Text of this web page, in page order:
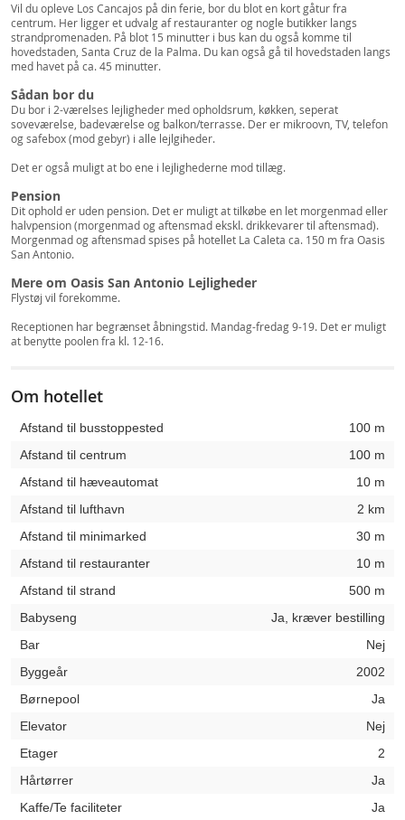
Vil du opleve Los Cancajos på din ferie, bor du blot en kort gåtur fra
centrum. Her ligger et udvalg af restauranter og nogle butikker langs
strandpromenaden. På blot 15 minutter i bus kan du også komme til
hovedstaden, Santa Cruz de la Palma. Du kan også gå til hovedstaden langs
med havet på ca. 45 minutter.
Sådan bor du
Du bor i 2-værelses lejligheder med opholdsrum, køkken, seperat
soveværelse, badeværelse og balkon/terrasse. Der er mikroovn, TV, telefon
og safebox (mod gebyr) i alle lejlgiheder.
Det er også muligt at bo ene i lejlighederne mod tillæg.
Pension
Dit ophold er uden pension. Det er muligt at tilkøbe en let morgenmad eller
halvpension (morgenmad og aftensmad ekskl. drikkevarer til aftensmad).
Morgenmad og aftensmad spises på hotellet La Caleta ca. 150 m fra Oasis
San Antonio.
Mere om Oasis San Antonio Lejligheder
Flystøj vil forekomme.
Receptionen har begrænset åbningstid. Mandag-fredag 9-19. Det er muligt
at benytte poolen fra kl. 12-16.
Om hotellet
Afstand til busstoppested
100 m
Afstand til centrum
100 m
Afstand til hæveautomat
10 m
Afstand til lufthavn
2 km
Afstand til minimarked
30 m
Afstand til restauranter
10 m
Afstand til strand
500 m
Babyseng
Ja, kræver bestilling
Bar
Nej
Byggeår
2002
Børnepool
Ja
Elevator
Nej
Etager
2
Hårtørrer
Ja
Kaffe/Te faciliteter
Ja